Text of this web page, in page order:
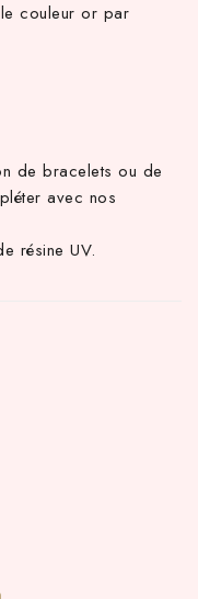
métropolitaine ! À
couleur or par
de bracelets ou de
avec nos
résine UV.